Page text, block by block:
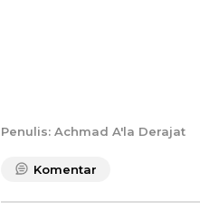
Penulis: Achmad A'la Derajat
Komentar